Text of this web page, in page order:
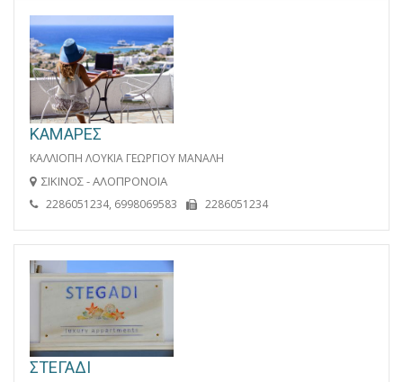
ΚΑΜΑΡΕΣ
ΚΑΛΛΙΟΠΗ ΛΟΥΚΙΑ ΓΕΩΡΓΙΟΥ ΜΑΝΑΛΗ
ΣΙΚΙΝΟΣ - ΑΛΟΠΡΟΝΟΙΑ
2286051234, 6998069583 2286051234
ΣΤΕΓΑΔΙ